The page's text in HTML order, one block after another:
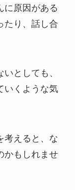
に原因がある
たり、話し合
としても、
いくような気
考えると、な
かもしれませ